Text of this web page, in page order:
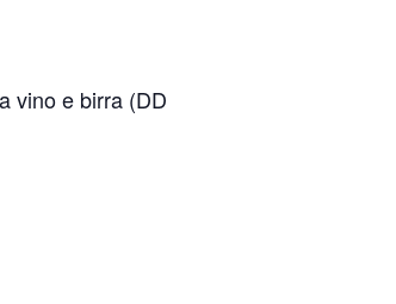
vino e birra (DD